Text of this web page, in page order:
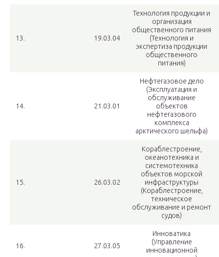
13. 19.03.04
Технология продукции и
организация
общественного питания
(Технология и
экспертиза продукции
общественного
питания)
14. 21.03.01
Нефтегазовое дело
(Эксплуатация и
обслуживание
объектов
нефтегазового
комплекса
арктического шельфа)
15. 26.03.02
Кораблестроение,
океанотехника и
системотехника
объектов морской
инфраструктуры
(Кораблестроение,
техническое
обслуживание и ремонт
судов)
16. 27.03.05
Инноватика
(Управление
инновационной